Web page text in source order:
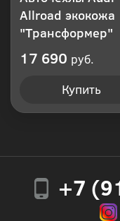
Allroad экокожа
"Трансформер"
17 690 руб.
Купить
+7